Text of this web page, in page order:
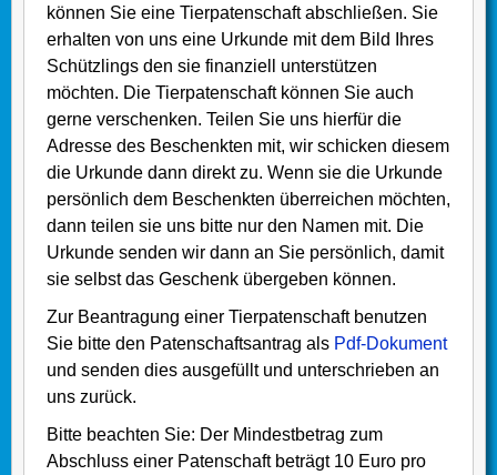
können Sie eine Tierpatenschaft abschließen. Sie
erhalten von uns eine Urkunde mit dem Bild Ihres
Schützlings den sie finanziell unterstützen
möchten. Die Tierpatenschaft können Sie auch
gerne verschenken. Teilen Sie uns hierfür die
Adresse des Beschenkten mit, wir schicken diesem
die Urkunde dann direkt zu. Wenn sie die Urkunde
persönlich dem Beschenkten überreichen möchten,
dann teilen sie uns bitte nur den Namen mit. Die
Urkunde senden wir dann an Sie persönlich, damit
sie selbst das Geschenk übergeben können.
Zur Beantragung einer Tierpatenschaft benutzen
Sie bitte den Patenschaftsantrag als Pdf-Dokument
und senden dies ausgefüllt und unterschrieben an
uns zurück.
Bitte beachten Sie: Der Mindestbetrag zum
Abschluss einer Patenschaft beträgt 10 Euro pro